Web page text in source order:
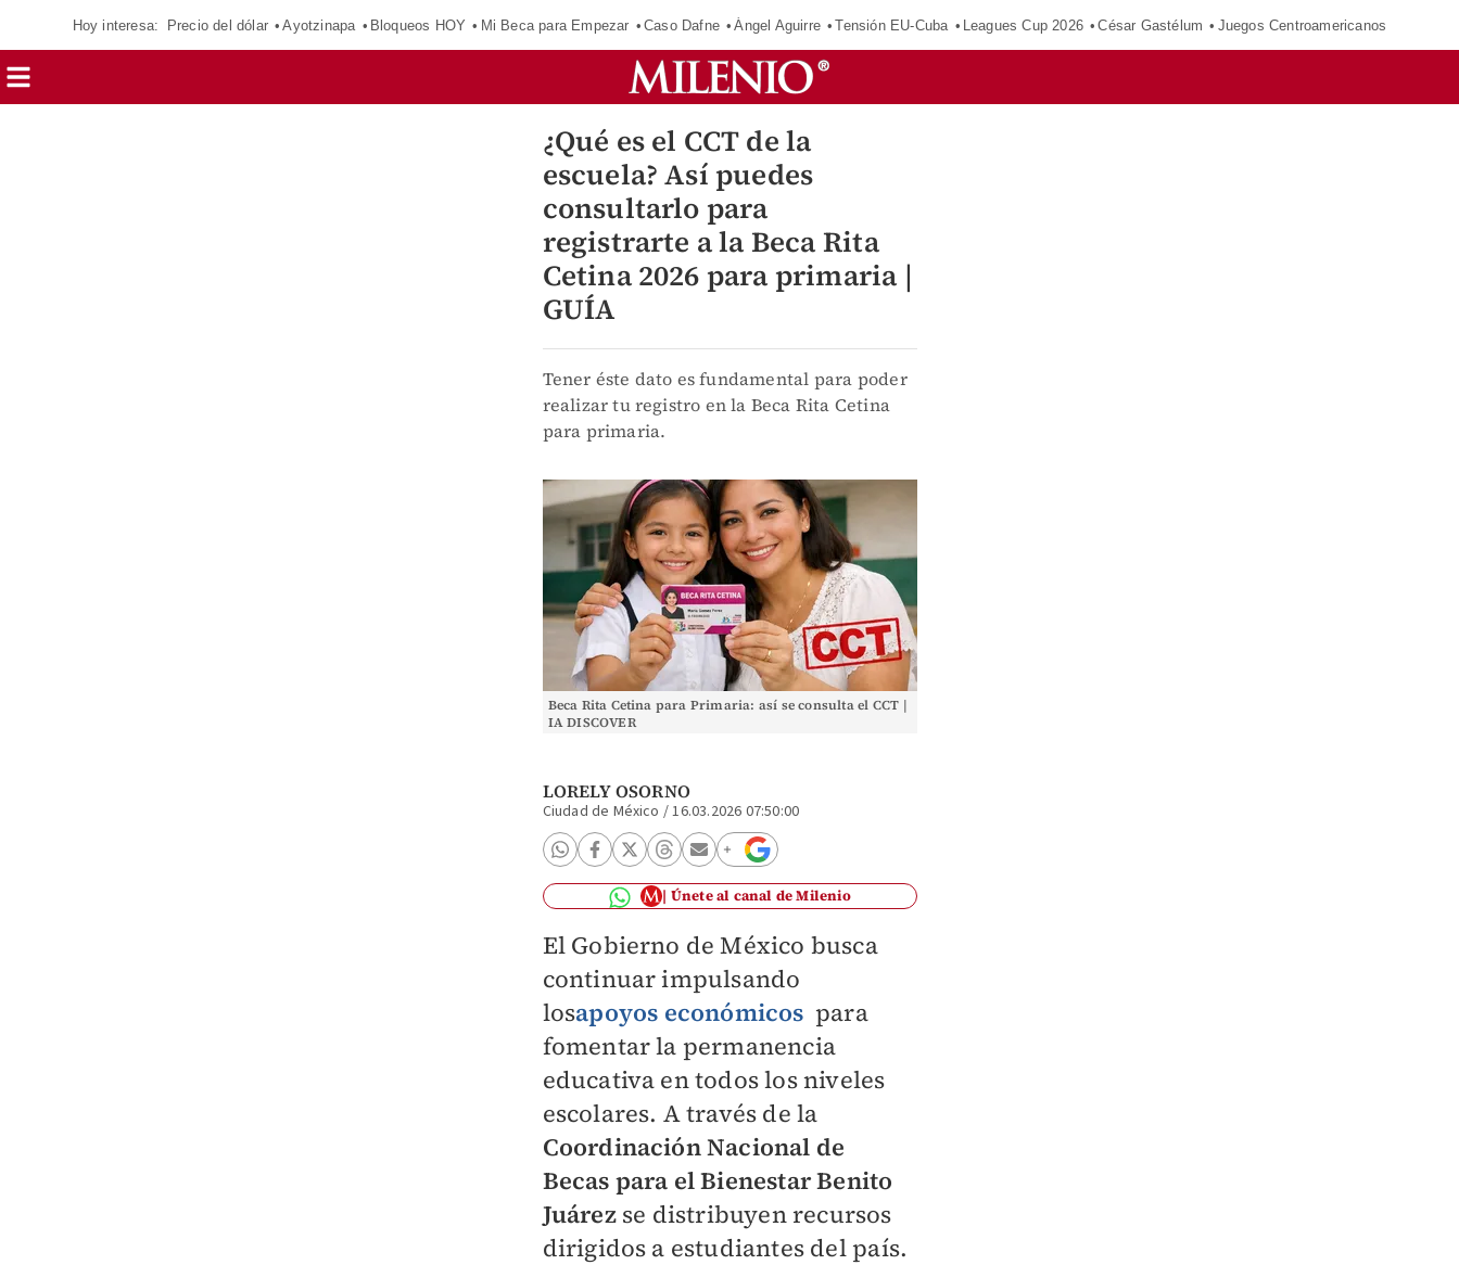
Hoy interesa: Precio del dólar Ayotzinapa Bloqueos HOY Mi Beca para Empezar Caso Dafne Ángel Aguirre Tensión EU-Cuba Leagues Cup 2026 César Gastélum Juegos Centroamericanos
¿Qué es el CCT de la
escuela? Así puedes
consultarlo para
registrarte a la Beca Rita
Cetina 2026 para primaria |
GUÍA
Tener éste dato es fundamental para poder
realizar tu registro en la Beca Rita Cetina
para primaria.
Beca Rita Cetina para Primaria: así se consulta el CCT |
IA DISCOVER
LORELY OSORNO
Ciudad de México /16.03.2026 07:50:00
Únete al canal de Milenio
El Gobierno de México busca
continuar impulsando
losapoyos económicos para
fomentar la permanencia
educativa en todos los niveles
escolares. A través de la
Coordinación Nacional de
Becas para el Bienestar Benito
Juárez se distribuyen recursos
dirigidos a estudiantes del país.